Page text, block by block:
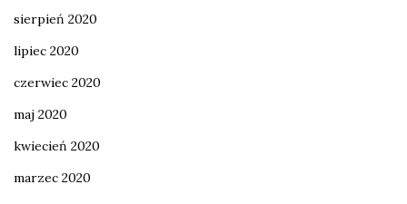
sierpień 2020
lipiec 2020
czerwiec 2020
maj 2020
kwiecień 2020
marzec 2020